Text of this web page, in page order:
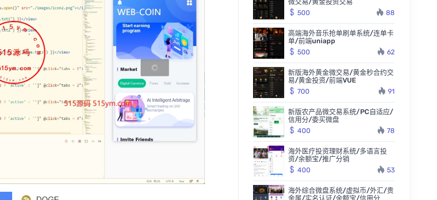
500
88
高端海外音乐抢单刷单系统/连单卡
单/前端uniapp
500
62
新版海外黄金微交易/黄金秒合约交
易/黄金投资/前端VUE
700
91
新版农产品微交易系统/PC自适应/
信用分/委买微盘
400
78
海外医疗投资理财系统/多语言投
资/余额宝/推广分销
400
53
海外综合微盘系统/虚拟币/外汇/贵
金属/实名认证/余额宝/信用分